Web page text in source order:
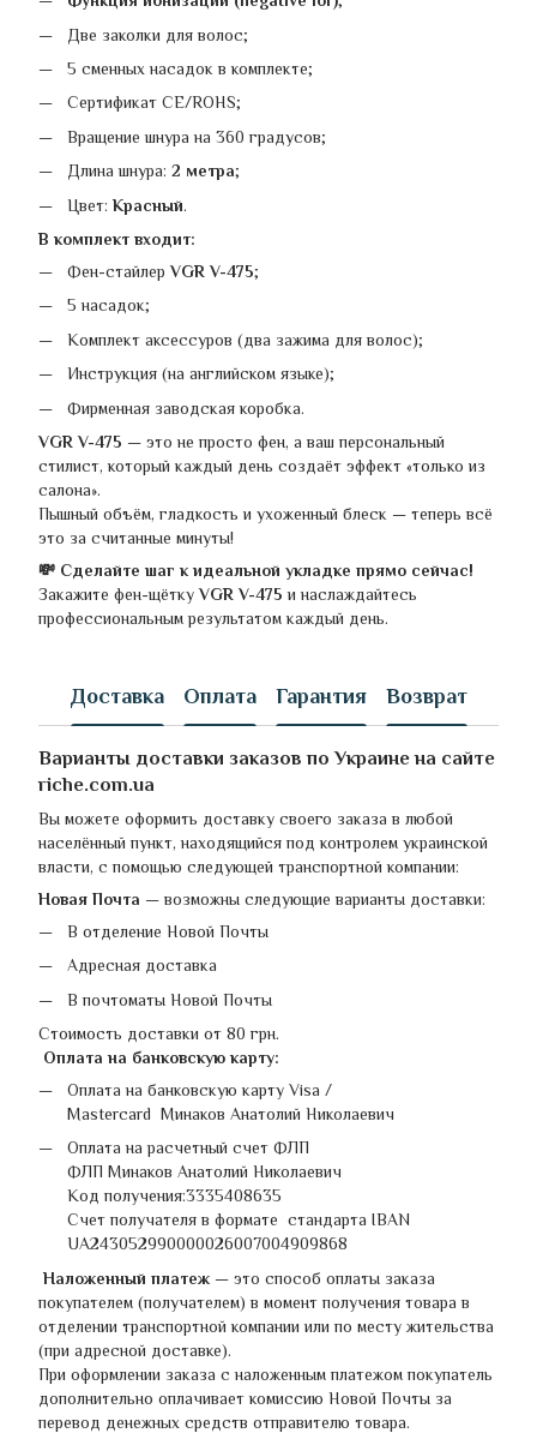
Две заколки для волос;
5 сменных насадок в комплекте;
Сертификат CE/ROHS;
Вращение шнура на 360 градусов;
Длина шнура: 2 метра;
Цвет: Красный.
В комплект входит:
Фен-стайлерVGR V-475;
5 насадок;
Комплект аксессуров (два зажима для волос);
Инструкция (на английском языке);
Фирменная заводская коробка.
VGR V-475 — это не просто фен, а ваш персональный
стилист, который каждый день создаёт эффект «только из
салона».
Пышный объём, гладкость и ухоженный блеск — теперь всё
это за считанные минуты!
💸 Сделайте шаг к идеальной укладке прямо сейчас!
Закажите фен-щёткуVGR V-475 и наслаждайтесь
профессиональным результатом каждый день.
Доставка Оплата Гарантия Возврат
Варианты доставки заказов по Украине на сайте
riche.com.ua
Вы можете оформить доставку своего заказа в любой
населённый пункт, находящийся под контролем украинской
власти, с помощью следующей транспортной компании:
Новая Почта — возможны следующие варианты доставки:
В отделение Новой Почты
Адресная доставка
В почтоматы Новой Почты
Стоимость доставки от 80 грн.
Оплата на банковскую карту:
Оплата на банковскую карту Visa /
Mastercard Минаков Анатолий Николаевич
Оплата на расчетный счет ФЛП
ФЛП Минаков Анатолий Николаевич
Код получения:3335408635
Счет получателя в формате стандарта IBAN
UA243052990000026007004909868
Наложенный платеж — это способ оплаты заказа
покупателем (получателем) в момент получения товара в
отделении транспортной компании или по месту жительства
(при адресной доставке).
При оформлении заказа с наложенным платежом покупатель
дополнительно оплачивает комиссию Новой Почты за
перевод денежных средств отправителю товара.